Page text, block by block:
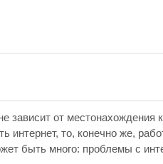
зависит от
интернет, то, конечно же,
быть много: проблемы с